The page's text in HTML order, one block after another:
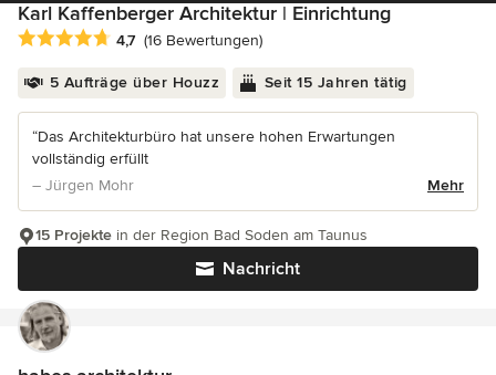
Karl Kaffenberger Architektur | Einrichtung
Durchschnittliche Bewertung: 4.7 von 5 Sternen
4,7 (16 Bewertungen)
5 Aufträge über Houzz Seit 15 Jahren tätig
“Das Architekturbüro hat unsere hohen Erwartungen
vollständig erfüllt
– Jürgen Mohr
Mehr
Nachricht
15 Projekte in der Region Bad Soden am Taunus